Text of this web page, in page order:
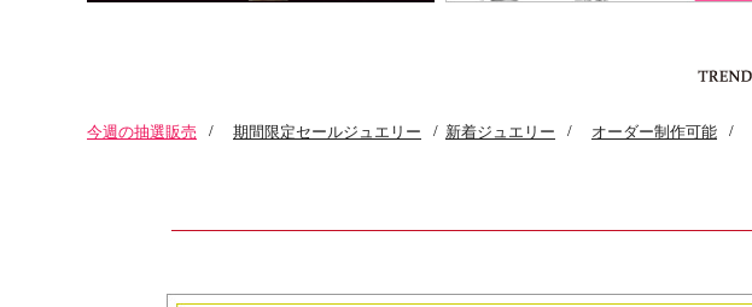
今週の抽選販売 / 期間限定セールジュエリー / 新着ジュエリー / オーダー制作可能 /